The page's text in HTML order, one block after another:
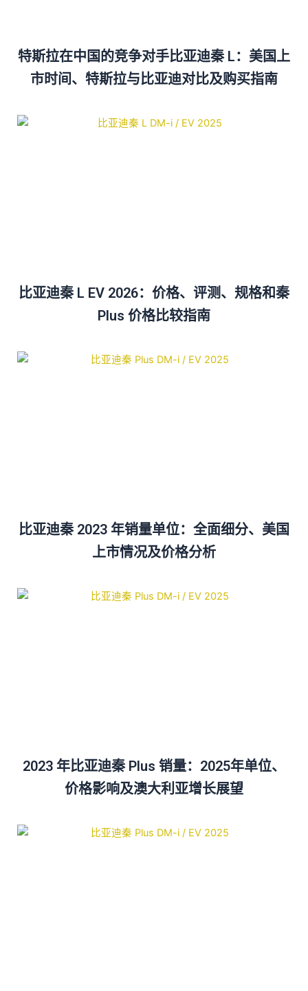
特斯拉在中国的竞争对手比亚迪秦 L：美国上
市时间、特斯拉与比亚迪对比及购买指南
比亚迪秦 L EV 2026：价格、评测、规格和秦
Plus 价格比较指南
比亚迪秦 2023 年销量单位：全面细分、美国
上市情况及价格分析
2023 年比亚迪秦 Plus 销量：2025年单位、
价格影响及澳大利亚增长展望